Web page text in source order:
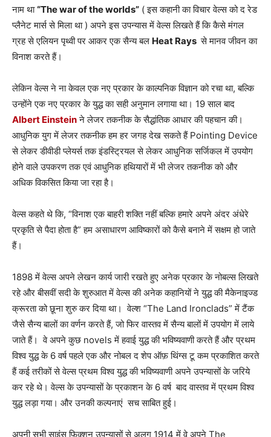
नाम था“The war of the worlds” ( इस कहानी का विचार वेल्स को द रेड
प्लैनेट मार्स से मिला था ) अपने इस उपन्यास में वेल्स लिखते हैं कि कैसे मंगल
ग्रह से एलियन पृथ्वी पर आकर एक सैन्य बल Heat Rays से मानव जीवन का
विनाश करते हैं।
लेकिन वेल्स ने ना केवल एक नए प्रकार के काल्पनिक विज्ञान को रचा था, बल्कि
उन्होंने एक नए प्रकार के युद्ध का सही अनुमान लगाया था। 19 साल बाद
Albert Einsteinने लेजर तकनीक के सैद्धांतिक आधार की पहचान की।
आधुनिक युग में लेजर तकनीक हम हर जगह देख सकते हैं Pointing Device
से लेकर डीवीडी प्लेयर्स तक इंडस्ट्रियल से लेकर आधुनिक सर्जिकल में उपयोग
होने वाले उपकरण तक एवं आधुनिक हथियारों में भी लेजर तकनीक को और
अधिक विकसित किया जा रहा है।
वेल्स कहते थे कि, “विनाश एक बाहरी शक्ति नहीं बल्कि हमारे अपने अंदर अंधेरे
प्रकृति से पैदा होता है” हम असाधारण आविष्कारों को कैसे बनाने में सक्षम हो जाते
हैं।
1898 में वेल्स अपने लेखन कार्य जारी रखते हुए अनेक प्रकार के नोबल्स लिखते
रहे और बीसवीं सदी के शुरुआत में वेल्स की अनेक कहानियों ने युद्ध की मैकेनाइज्ड
क्रूरता को छूना शुरु कर दिया था। वेल्श “The Land Ironclads” में टैंक
जैसे सैन्य बालों का वर्णन करते हैं, जो फिर वास्तव में सैन्य बालों में उपयोग में लाये
जाते हैं। वे अपने कुछ novels में हवाई युद्ध की भविष्यवाणी करते हैं और प्रथम
विश्व युद्ध के 6 वर्ष पहले एक और नोबल द शेप ऑफ़ थिंग्स टू कम प्रकाशित करते
हैं कई तरीकों से वेल्स प्रथम विश्व युद्ध की भविष्यवाणी अपने उपन्यासों के जरिये
कर रहे थे। वेल्स के उपन्यासों के प्रकाशन के 6 वर्ष बाद वास्तव में प्रथम विश्व
युद्ध लड़ा गया। और उनकी कल्पनाएं सच साबित हुई।
अपनी सभी साइंस फिक्शन उपन्यासों से अलग 1914 में वे अपने The